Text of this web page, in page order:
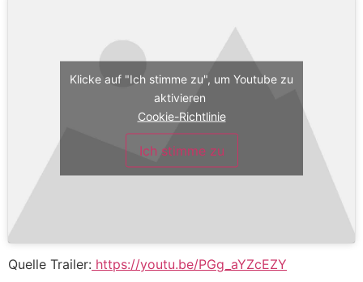
Klicke auf "Ich stimme zu", um Youtube zu
aktivieren
Cookie-Richtlinie
Ich stimme zu
Quelle Trailer: https://youtu.be/PGg_aYZcEZY